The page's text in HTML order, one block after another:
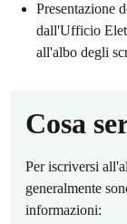
Presentazione
dall'Ufficio
all'albo degli
Cosa
Per iscriversi
generalmente
informazioni: